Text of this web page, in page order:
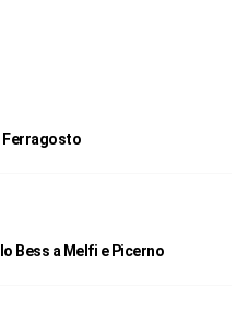
Ferragosto
Bess a Melfi e Picerno